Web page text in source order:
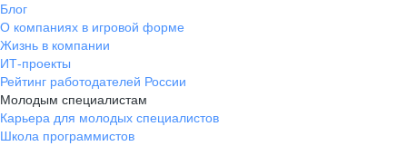
Блог
О компаниях в игровой форме
Жизнь в компании
ИТ-проекты
Рейтинг работодателей России
Молодым специалистам
Карьера для молодых специалистов
Школа программистов